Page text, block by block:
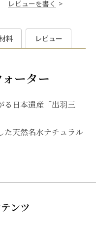
レビューを書く
料 レビュー
ーター
る日本遺産「出羽三
た天然名水ナチュラル
ンツ